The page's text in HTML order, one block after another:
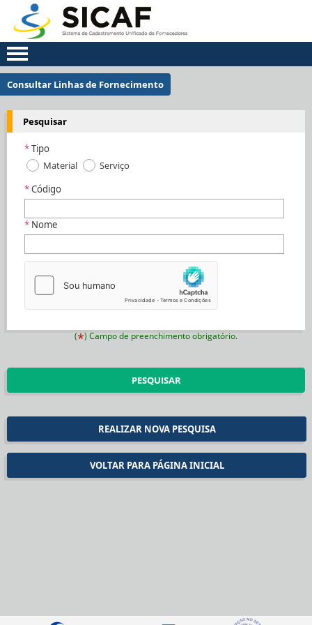
Consultar Linhas de Fornecimento
Pesquisar
Tipo
Material
Serviço
Código
Nome
(*) Campo de preenchimento obrigatório.
PESQUISAR
REALIZAR NOVA PESQUISA
VOLTAR PARA PÁGINA INICIAL